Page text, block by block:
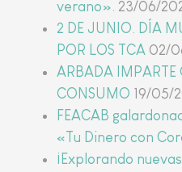
verano». 23/06/
2 DE JUNIO. DÍA
POR LOS TCA 02/
ARBADA IMPARTE
CONSUMO 19/05/
FEACAB
«Tu Dinero con
¡Explorando